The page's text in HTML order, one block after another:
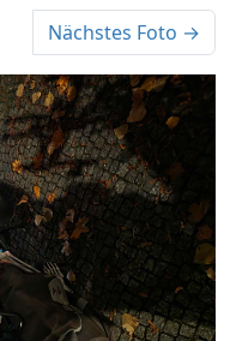
Nächstes Foto →